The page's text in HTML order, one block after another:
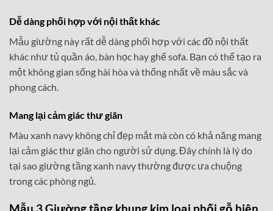
Dễ dàng phối hợp với nội thất khác
Mẫu giường này rất dễ dàng phối hợp với các đồ nội thất
khác như tủ quần áo, bàn học hay ghế sofa. Bạn có thể tạo ra
một không gian sống hài hòa và thống nhất về màu sắc và
phong cách.
Mang lại cảm giác thư giãn
Màu xanh navy không chỉ đẹp mắt mà còn có khả năng mang
lại cảm giác thư giãn cho người sử dụng. Đây chính là lý do
tại sao giường tầng xanh navy thường được ưa chuộng
trong các phòng ngủ.